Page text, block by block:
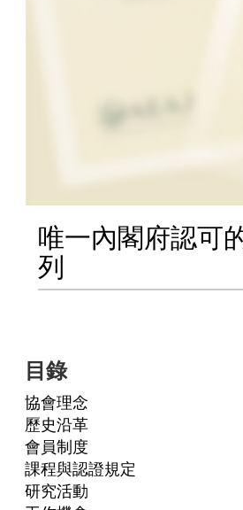
唯一內閣府認可
列
目錄
協會理念
歷史沿革
會員制度
課程與認證規定
研究活動